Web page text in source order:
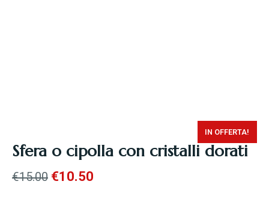
IN OFFERTA!
Sfera o cipolla con cristalli dorati
€15.00 €10.50